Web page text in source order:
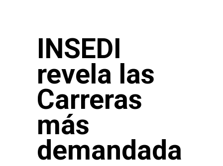
INSEDI
revela las
Carreras
más
demandada